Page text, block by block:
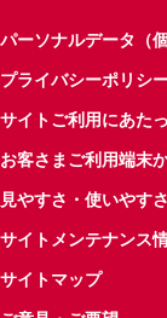
パーソナルデータ（
プライバシーポリシ
サイトご利用にあた
お客さまご利用端末
見やすさ・使いやす
サイトメンテナンス
サイトマップ